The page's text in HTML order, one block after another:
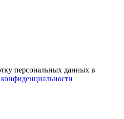
персональных данных в